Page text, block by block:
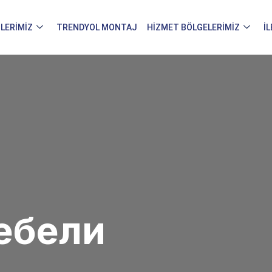
TRENDYOL MONTAJ HIZMET BÖLGELERIMIZ